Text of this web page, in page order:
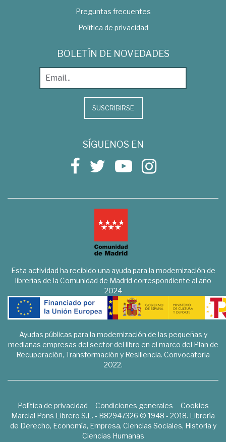
Preguntas frecuentes
Política de privacidad
BOLETÍN DE NOVEDADES
SUSCRIBIRSE
SÍGUENOS EN
Esta actividad ha recibido una ayuda para la modernización de
librerías de la Comunidad de Madrid correspondiente al año
2024
Ayudas públicas para la modernización de las pequeñas y
medianas empresas del sector del libro en el marco del Plan de
Recuperación, Transformación y Resiliencia. Convocatoria
2022.
Política de privacidad Condiciones generales
Cookies
Marcial Pons Librero S.L. - B82947326 © 1948 - 2018. Librería
de Derecho, Economía, Empresa, Ciencias Sociales, Historia y
Ciencias Humanas